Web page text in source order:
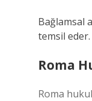
Bağlamsal
temsil eder.
Roma
Roma